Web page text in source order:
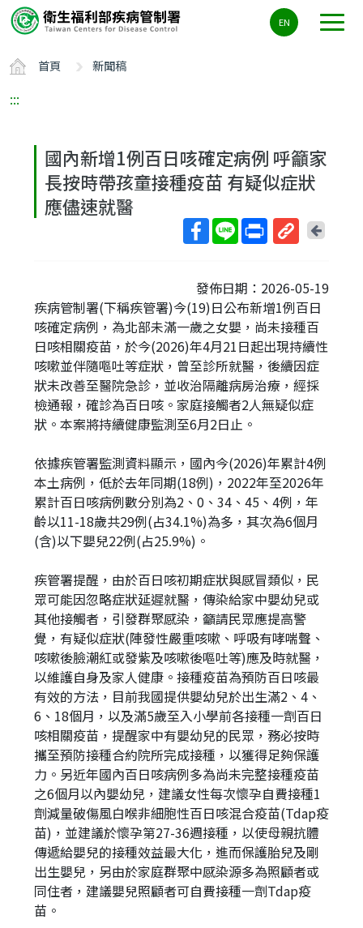
要
容
ALT+C
EN
首頁 新聞稿
:::
國內新增1例百日咳確定病例 呼籲家
長按時帶孩童接種疫苗 有疑似症狀
應儘速就醫
短
網
址
回
頁
發佈日期：2026-05-19
疾病管制署(下稱疾管署)今(19)日公布新增1例百日
咳確定病例，為北部未滿一歲之女嬰，尚未接種百
日咳相關疫苗，於今(2026)年4月21日起出現持續性
咳嗽並伴隨嘔吐等症狀，曾至診所就醫，後續因症
狀未改善至醫院急診，並收治隔離病房治療，經採
檢通報，確診為百日咳。家庭接觸者2人無疑似症
狀。本案將持續健康監測至6月2日止。
依據疾管署監測資料顯示，國內今(2026)年累計4例
本土病例，低於去年同期(18例)，2022年至2026年
累計百日咳病例數分別為2、0、34、45、4例，年
齡以11-18歲共29例(占34.1%)為多，其次為6個月
(含)以下嬰兒22例(占25.9%)。
疾管署提醒，由於百日咳初期症狀與感冒類似，民
眾可能因忽略症狀延遲就醫，傳染給家中嬰幼兒或
其他接觸者，引發群聚感染，籲請民眾應提高警
覺，有疑似症狀(陣發性嚴重咳嗽、呼吸有哮喘聲、
咳嗽後臉潮紅或發紫及咳嗽後嘔吐等)應及時就醫，
以維護自身及家人健康。接種疫苗為預防百日咳最
有效的方法，目前我國提供嬰幼兒於出生滿2、4、
6、18個月，以及滿5歲至入小學前各接種一劑百日
咳相關疫苗，提醒家中有嬰幼兒的民眾，務必按時
攜至預防接種合約院所完成接種，以獲得足夠保護
力。另近年國內百日咳病例多為尚未完整接種疫苗
之6個月以內嬰幼兒，建議女性每次懷孕自費接種1
劑減量破傷風白喉非細胞性百日咳混合疫苗(Tdap疫
苗)，並建議於懷孕第27-36週接種，以使母親抗體
傳遞給嬰兒的接種效益最大化，進而保護胎兒及剛
出生嬰兒，另由於家庭群聚中感染源多為照顧者或
同住者，建議嬰兒照顧者可自費接種一劑Tdap疫
苗。